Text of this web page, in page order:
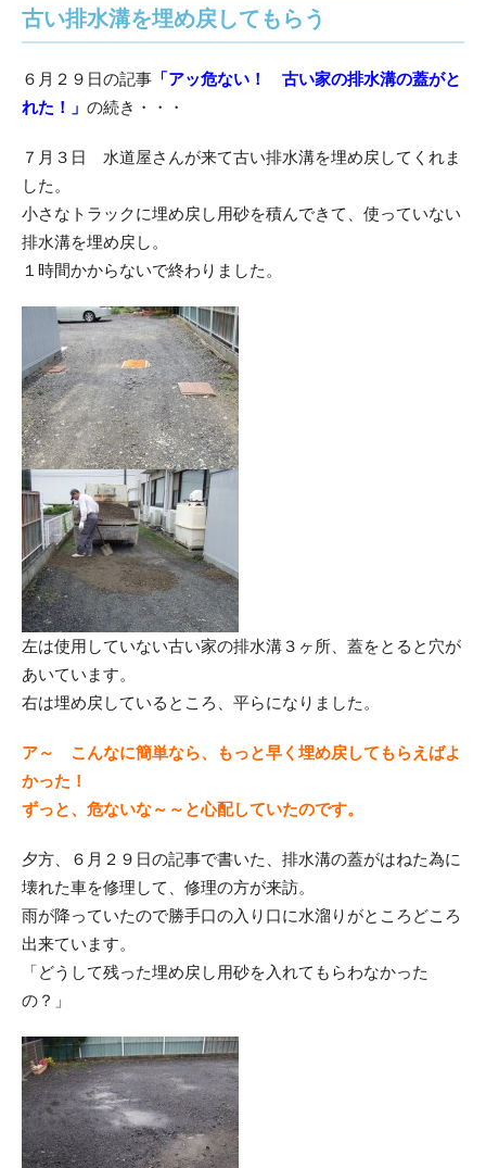
古い排水溝を埋め戻してもらう
６月２９日の記事 「アッ危ない！ 古い家の排水溝の蓋がと
れた！」 の続き・・・
７月３日 水道屋さんが来て古い排水溝を埋め戻してくれま
した。
小さなトラックに埋め戻し用砂を積んできて、使っていない
排水溝を埋め戻し。
１時間かからないで終わりました。
左は使用していない古い家の排水溝３ヶ所、蓋をとると穴が
あいています。
右は埋め戻しているところ、平らになりました。
ア～ こんなに簡単なら、もっと早く埋め戻してもらえばよ
かった！
ずっと、危ないな～～と心配していたのです。
夕方、６月２９日の記事で書いた、排水溝の蓋がはねた為に
壊れた車を修理して、修理の方が来訪。
雨が降っていたので勝手口の入り口に水溜りがところどころ
出来ています。
「どうして残った埋め戻し用砂を入れてもらわなかった
の？」